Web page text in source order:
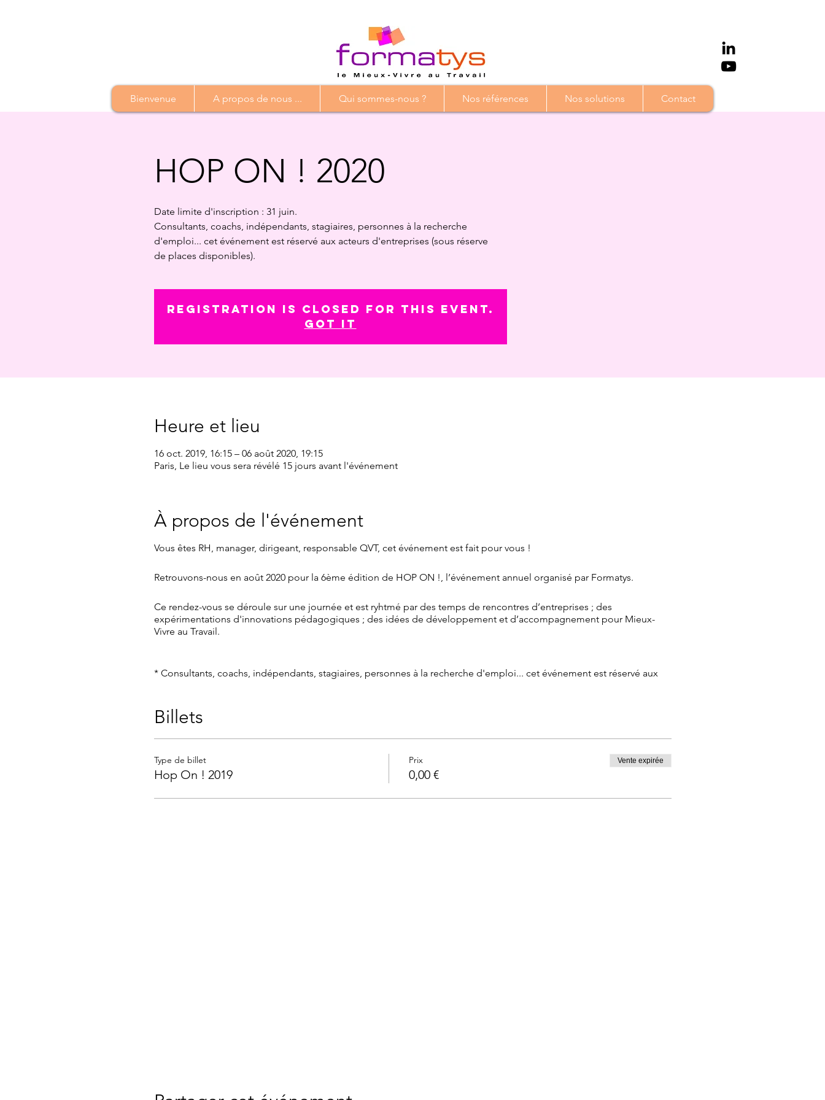
Bienvenue A propos de nous ... Qui sommes-nous ? Nos références Nos solutions Contact
HOP ON ! 2020
Date limite d'inscription : 31 juin.
Consultants, coachs, indépendants, stagiaires, personnes à la recherche
d'emploi... cet événement est réservé aux acteurs d'entreprises (sous réserve
de places disponibles).
Registration is closed for this event.
Got It
Heure et lieu
16 oct. 2019, 16:15 – 06 août 2020, 19:15
Paris, Le lieu vous sera révélé 15 jours avant l'événement
À propos de l'événement
Vous êtes RH, manager, dirigeant, responsable QVT, cet événement est fait pour vous !
Retrouvons-nous en août 2020 pour la 6ème édition de HOP ON !, l’événement annuel organisé par Formatys.
Ce rendez-vous se déroule sur une journée et est ryhtmé par des temps de rencontres d’entreprises ; des
expérimentations d'innovations pédagogiques ; des idées de développement et d’accompagnement pour Mieux-
Vivre au Travail.
* Consultants, coachs, indépendants, stagiaires, personnes à la recherche d'emploi... cet événement est réservé aux
Tous les détails de l'événement vous seront transférés par mail.
Billets
Type de billet
Hop On ! 2019
Prix
0,00 €
Vente expirée